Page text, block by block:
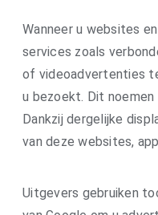
Wanneer u websites
services zoals
of videoadvertenties
u bezoekt. Dit
Dankzij dergelijke
van deze websites,
Uitgevers gebruiken